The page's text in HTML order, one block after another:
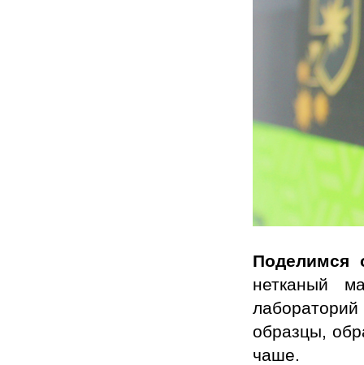
Поделимся
нетканый
образцы,
чаше.